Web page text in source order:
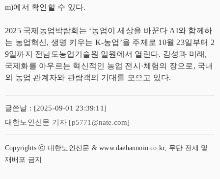
m)에서 확인할 수 있다.
2025 국제농업박람회는 ‘농업이 세상을 바꾼다 AI와 함께하
는 농업혁신, 생명 키우는 K-농업’을 주제로 10월 23일부터 2
9일까지 전남도농업기술원 일원에서 열린다. 감성과 미래,
국제화를 아우르는 혁신적인 농업 전시·체험의 장으로, 국내
외 농업 관계자와 관람객의 기대를 모으고 있다.
글쓴날 : [2025-09-01 23:39:11]
대한노인신문 기자 [p5771@nate.com]
Copyrights ⓒ 대한노인신문 & www.daehannoin.co.kr, 무단 전재 및
재배포 금지